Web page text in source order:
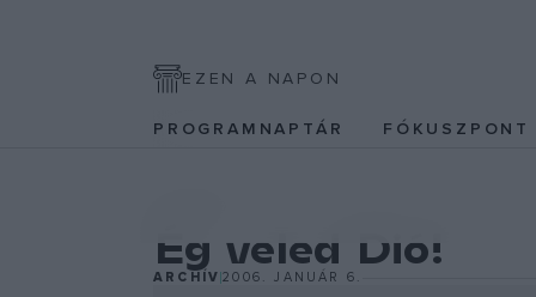
EZEN A NAPON
PROGRAMNAPTÁR FÓKUSZPONT
Ég veled Dió!
ARCHÍV2006. JANUÁR 6.